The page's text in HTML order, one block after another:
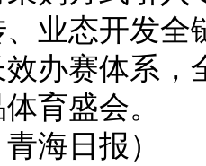
业态开发
办赛体系
育盛会。
日报）